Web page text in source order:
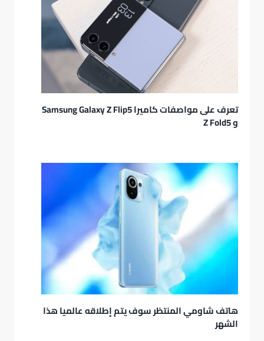
تعرف على مواصفات كاميرا Samsung Galaxy Z Flip5
و Z Fold5
هاتف شاومي المنتظر سوف يتم إطلاقه عالميا هذا
الشهر